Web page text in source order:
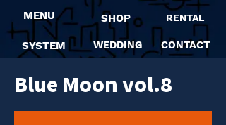
MENU
SYSTEM
SHOP
WEDDING
RENTAL
CONTACT
Blue Moon vol.8